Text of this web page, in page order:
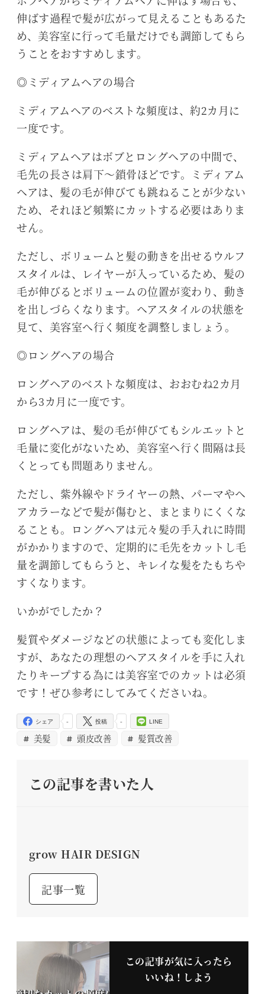
伸ばす過程で髪が広がって見えることもあるた
め、美容室に行って毛量だけでも調節してもら
うことをおすすめします。
◎ミディアムヘアの場合
ミディアムヘアのベストな頻度は、約2カ月に
一度です。
ミディアムヘアはボブとロングヘアの中間で、
毛先の長さは肩下～鎖骨ほどです。ミディアム
ヘアは、髪の毛が伸びても跳ねることが少ない
ため、それほど頻繁にカットする必要はありま
せん。
ただし、ボリュームと髪の動きを出せるウルフ
スタイルは、レイヤーが入っているため、髪の
毛が伸びるとボリュームの位置が変わり、動き
を出しづらくなります。ヘアスタイルの状態を
見て、美容室へ行く頻度を調整しましょう。
◎ロングヘアの場合
ロングヘアのベストな頻度は、おおむね2カ月
から3カ月に一度です。
ロングヘアは、髪の毛が伸びてもシルエットと
毛量に変化がないため、美容室へ行く間隔は長
くとっても問題ありません。
ただし、紫外線やドライヤーの熱、パーマやヘ
アカラーなどで髪が傷むと、まとまりにくくな
ることも。ロングヘアは元々髪の手入れに時間
がかかりますので、定期的に毛先をカットし毛
量を調節してもらうと、キレイな髪をたもちや
すくなります。
いかがでしたか？
髪質やダメージなどの状態によっても変化しま
すが、あなたの理想のヘアスタイルを手に入れ
たりキープする為には美容室でのカットは必須
です！ぜひ参考にしてみてくださいね。
-
シェア -
投稿 LINE
美髪 頭皮改善 髪質改善
この記事を書いた人
grow HAIR DESIGN
記事一覧
この記事が気に入ったら
いいね！しよう